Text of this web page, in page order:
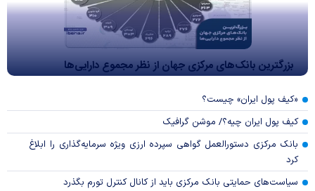
بزرگترین بانک‌های مرکزی جهان از نظر مجموع دارایی‌ها
«کیف پول ایران» چیست؟
کیف پول ایران چیه؟/ موشن گرافیک
بانک مرکزی دستورالعمل گواهی سپرده ارزی ویژه سرمایه‌گذاری را ابلاغ
کرد
سیاست‌های حمایتی بانک مرکزی باید از کانال کنترل تورم بگذرد